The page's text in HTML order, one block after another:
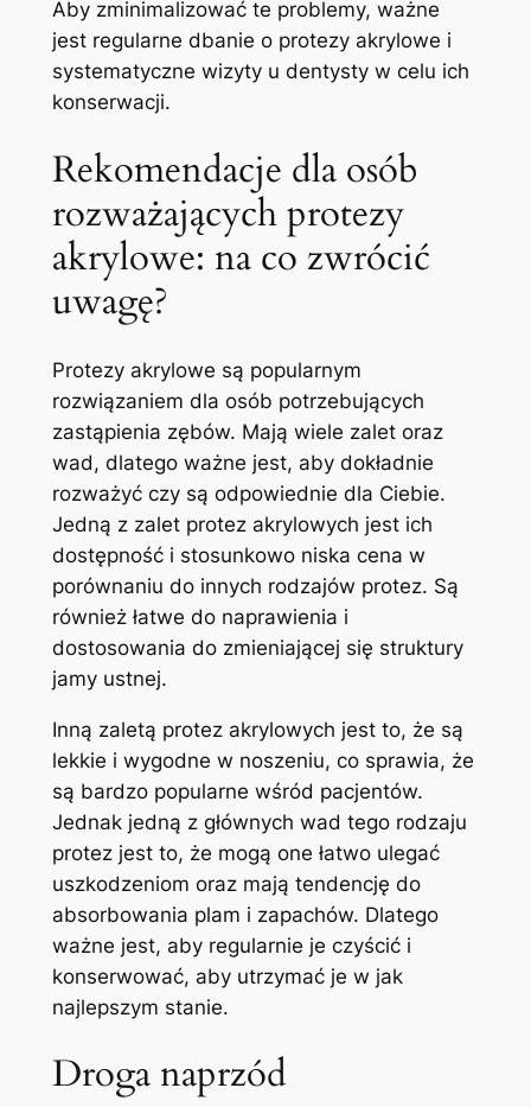
Aby zminimalizować te ⁣problemy, ważne
jest regularne dbanie o protezy akrylowe i
systematyczne wizyty ‌u dentysty w celu ich
konserwacji.
Rekomendacje dla osób
rozważających protezy
akrylowe:‌ na co zwrócić
uwagę?
Protezy akrylowe⁢ są⁤ popularnym
rozwiązaniem dla osób potrzebujących
zastąpienia zębów.​ Mają wiele⁣ zalet oraz
wad, dlatego ważne ⁣jest,⁢ aby dokładnie
rozważyć czy są odpowiednie dla Ciebie.
Jedną z zalet protez akrylowych ⁤jest ich
dostępność i stosunkowo niska cena w
porównaniu do innych rodzajów protez. Są
również łatwe do naprawienia⁣ i
⁤dostosowania do ⁤zmieniającej się⁢ struktury
jamy⁤ ustnej.
Inną‍ zaletą protez akrylowych jest⁢ to, że‍ są
lekkie i wygodne w noszeniu, co sprawia,​ że
są bardzo popularne wśród pacjentów.
Jednak ​jedną z⁣ głównych wad tego rodzaju
protez jest to, że mogą one łatwo ulegać
uszkodzeniom oraz mają tendencję do
absorbowania plam i⁣ zapachów. ​Dlatego​
ważne‍ jest, aby regularnie je czyścić i
konserwować, aby utrzymać je w jak ​
najlepszym stanie.
Droga naprzód